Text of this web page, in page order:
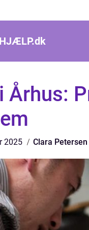
dk
Århus:
2025 Clara Petersen